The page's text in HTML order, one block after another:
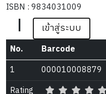
ISBN : 9834031009
| เข้าสู่ระบบ
No. Barcode
1
000010008879
Rating